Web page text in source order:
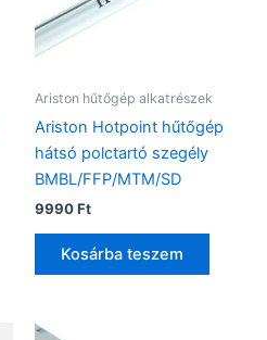
Ariston hűtőgép alkatrészek
Ariston Hotpoint hűtőgép
hátsó polctartó szegély
BMBL/FFP/MTM/SD
9990Ft
Kosárba teszem